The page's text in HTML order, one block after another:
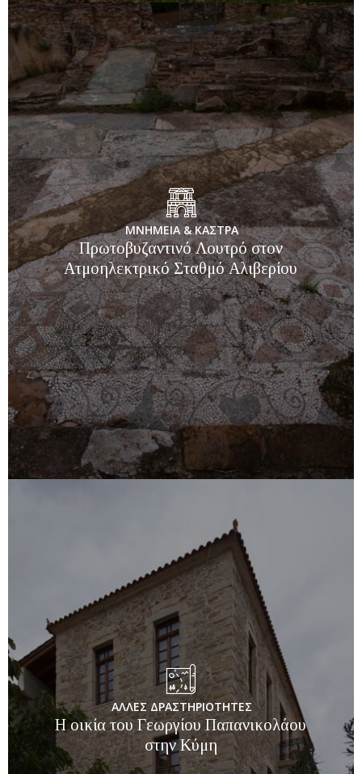
ΜΝΗΜΕΙΑ & ΚΑΣΤΡΑ
Πρωτοβυζαντινό Λουτρό στον
Ατμοηλεκτρικό Σταθμό Αλιβερίου
ΑΛΛΕΣ ΔΡΑΣΤΗΡΙΟΤΗΤΕΣ
Η οικία του Γεωργίου Παπανικολάου
στην Κύμη